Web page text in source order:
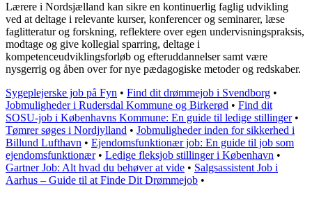
Lærere i Nordsjælland kan sikre en kontinuerlig faglig udvikling
ved at deltage i relevante kurser, konferencer og seminarer, læse
faglitteratur og forskning, reflektere over egen undervisningspraksis,
modtage og give kollegial sparring, deltage i
kompetenceudviklingsforløb og efteruddannelser samt være
nysgerrig og åben over for nye pædagogiske metoder og redskaber.
Sygeplejerske job på Fyn • Find dit drømmejob i Svendborg •
Jobmuligheder i Rudersdal Kommune og Birkerød • Find dit
SOSU-job i Københavns Kommune: En guide til ledige stillinger•
Tømrer søges i Nordjylland • Jobmuligheder inden for sikkerhed i
Billund Lufthavn • Ejendomsfunktionær job: En guide til job som
ejendomsfunktionær• Ledige fleksjob stillinger i København •
Gartner Job: Alt hvad du behøver at vide • Salgsassistent Job i
Aarhus – Guide til at Finde Dit Drømmejob •